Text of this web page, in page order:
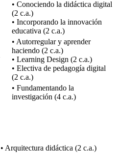
• Conociendo la didáctica digital
(2 c.a.)
• Incorporando la innovación
educativa (2 c.a.)
• Autorregular y aprender
haciendo (2 c.a.)
• Learning Design (2 c.a.)
• Electiva de pedagogía digital
(2 c.a.)
• Fundamentando la
investigación (4 c.a.)
• Arquitectura didáctica (2 c.a.)